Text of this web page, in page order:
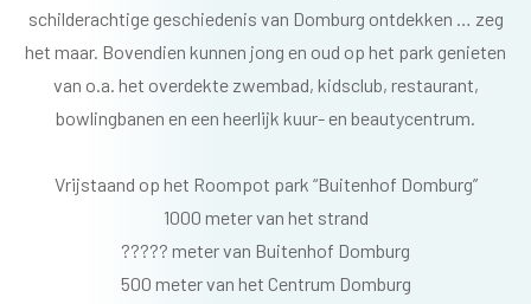
schilderachtige geschiedenis van Domburg ontdekken … zeg
het maar. Bovendien kunnen jong en oud op het park genieten
van o.a. het overdekte zwembad, kidsclub, restaurant,
bowlingbanen en een heerlijk kuur- en beautycentrum.
Vrijstaand op het Roompot park “Buitenhof Domburg”
1000 meter van het strand
????? meter van Buitenhof Domburg
500 meter van het Centrum Domburg